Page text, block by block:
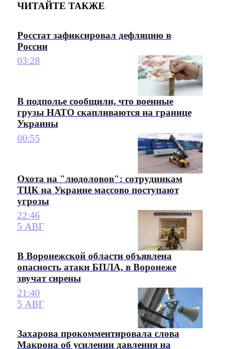
ЧИТАЙТЕ ТАКЖЕ
Росстат зафиксировал дефляцию в
России
03:28
В подполье сообщили, что военные
грузы НАТО скапливаются на границе
Украины
00:55
Охота на "людоловов": сотрудникам
ТЦК на Украине массово поступают
угрозы
22:46
5 АВГ
В Воронежской области объявлена
опасность атаки БПЛА, в Воронеже
звучат сирены
21:40
5 АВГ
Захарова прокомментировала слова
Макрона об усилении давления на